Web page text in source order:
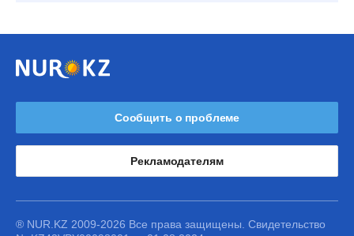
Сообщить о проблеме
Рекламодателям
® NUR.KZ 2009-2026 Все права защищены. Свидетельство